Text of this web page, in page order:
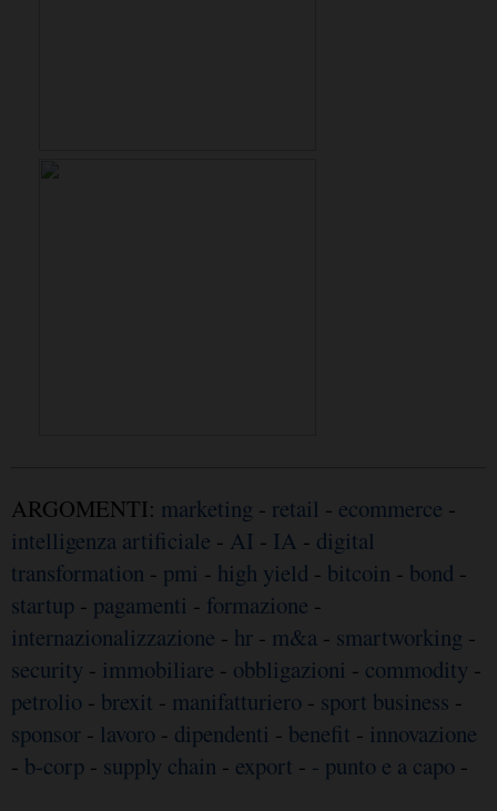
ARGOMENTI: marketing - retail - ecommerce -
intelligenza artificiale - AI - IA - digital
transformation - pmi - high yield - bitcoin - bond -
startup - pagamenti - formazione -
internazionalizzazione - hr - m&a - smartworking -
security - immobiliare - obbligazioni - commodity -
petrolio - brexit - manifatturiero - sport business -
sponsor - lavoro - dipendenti - benefit - innovazione
- b-corp - supply chain - export - - punto e a capo -